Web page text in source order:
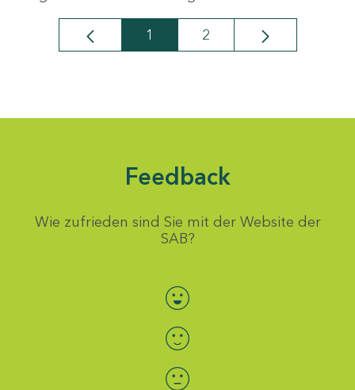
Seite
1 Seite
2
Feedback
Wie zufrieden sind Sie mit der Website der
SAB?
Bewertung auswählen